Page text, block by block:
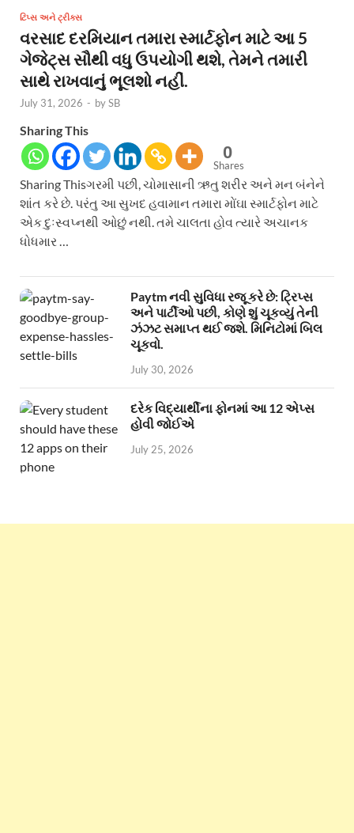
ટિપ્સ અને ટ્રીક્સ
વરસાદ દરમિયાન તમારા સ્માર્ટફોન માટે આ 5
ગેજેટ્સ સૌથી વધુ ઉપયોગી થશે, તેમને તમારી
સાથે રાખવાનું ભૂલશો નહીં.
July 31, 2026 - bySB
Sharing This
0
Shares
Sharing Thisગરમી પછી, ચોમાસાની ઋતુ શરીર અને મન બંનેને
શાંત કરે છે. પરંતુ આ સુખદ હવામાન તમારા મોંઘા સ્માર્ટફોન માટે
એક દુઃસ્વપ્નથી ઓછું નથી. તમે ચાલતા હોવ ત્યારે અચાનક
ધોધમાર …
Paytm નવી સુવિધા રજૂ કરે છે: ટ્રિપ્સ
અને પાર્ટીઓ પછી, કોણે શું ચૂકવ્યું તેની
ઝંઝટ સમાપ્ત થઈ જશે. મિનિટોમાં બિલ
ચૂકવો.
July 30, 2026
દરેક વિદ્યાર્થીના ફોનમાં આ 12 એપ્સ
હોવી જોઈએ
July 25, 2026